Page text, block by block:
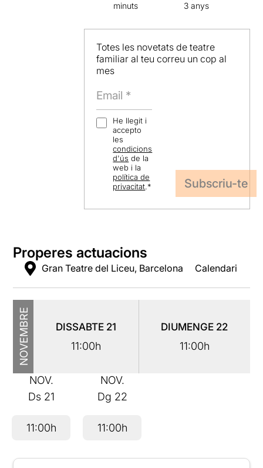
minuts
3 anys
Totes les novetats de teatre
familiar al teu correu un cop al
mes
He llegit i
accepto
les
condicions
d'ús de la
web i la
política de
privacitat.*
Properes actuacions
Gran Teatre del Liceu, Barcelona Calendari
NOVEMBRE DISSABTE 21
11:00h
DIUMENGE 22
11:00h
NOV.
Ds 21
11:00h
NOV.
Dg 22
11:00h